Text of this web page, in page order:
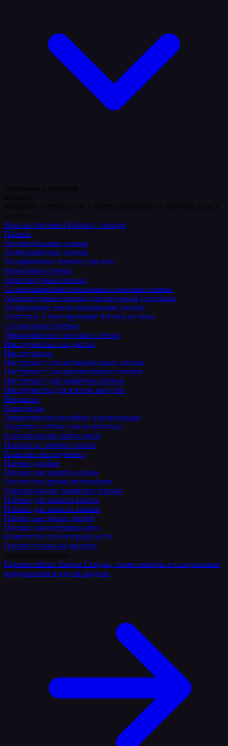
Весь ассортимент Каталог товаров
Пленки
Автомобильные пленки
Антигравийные пленки
Тонировочные пленки для авто
Виниловые пленки
Архитектурные пленки
Солнцезащитные зеркальные и цветные пленки
Архитектурные пленки для наружной установки
Атермальные теплоотражающие пленки
Защитные и бронирующие пленки на окна
Специальные плёнки
Декоративные и матовые пленки
Инструменты и жидкости
Инструменты
Инструмент для автомобильных пленок
Инструмент для архитектурных пленок
Инструмент для защитных пленок
Инструменты для пленок на кузов
Жидкости
Комплекты
Декоративные наклейки для интерьера
Защитные плёнки для велосипеда
Климатические карты мира
Полосы на лобовое стекло
Комплект инструмента
Пленки для фар
Пленки для защиты кузова
Пленки под ручки автомобиля
Универсальные защитные пленки
Плёнки для защиты капота
Плёнки для защиты крыши
Плёнки на стойки дверей
Пленки для интерьера авто
Комплекты для интерьера авто
Пленки только на дисплеи
Горячее сейчас Акции Скидки, промо-наборы и специальные
предложения в одном разделе.